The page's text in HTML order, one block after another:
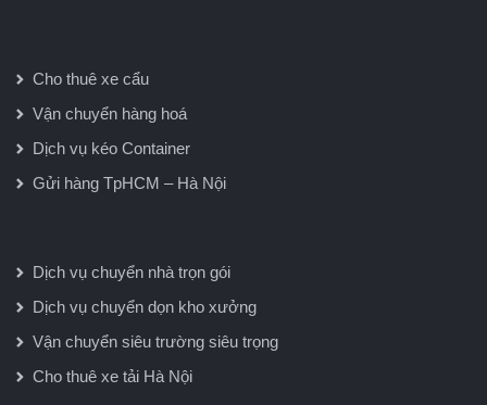
Cho thuê xe cẩu
Vận chuyển hàng hoá
Dịch vụ kéo Container
Gửi hàng TpHCM – Hà Nội
Dịch vụ chuyển nhà trọn gói
Dịch vụ chuyển dọn kho xưởng
Vận chuyển siêu trường siêu trọng
Cho thuê xe tải Hà Nội